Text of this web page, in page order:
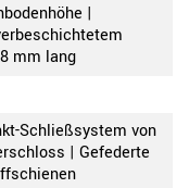
|
mm lang
Schließsystem von
| Gefederte